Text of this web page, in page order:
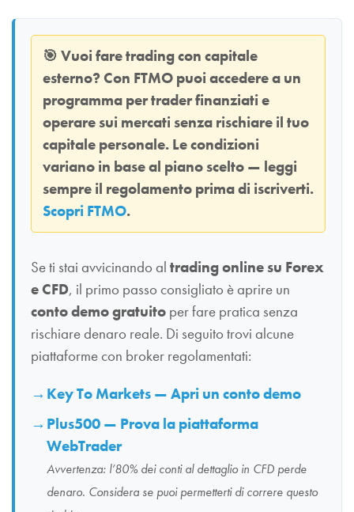
🎯 Vuoi fare trading con capitale
esterno? Con FTMO puoi accedere a un
programma per trader finanziati e
operare sui mercati senza rischiare il tuo
capitale personale. Le condizioni
variano in base al piano scelto — leggi
sempre il regolamento prima di iscriverti.
Scopri FTMO.
Se ti stai avvicinando al trading online su Forex
e CFD, il primo passo consigliato è aprire un
conto demo gratuito per fare pratica senza
rischiare denaro reale. Di seguito trovi alcune
piattaforme con broker regolamentati:
Key To Markets — Apri un conto demo
Plus500 — Prova la piattaforma
WebTrader
Avvertenza: l’80% dei conti al dettaglio in CFD perde
denaro. Considera se puoi permetterti di correre questo